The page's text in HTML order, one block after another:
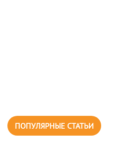
ПОПУЛЯРНЫЕ СТАТЬИ